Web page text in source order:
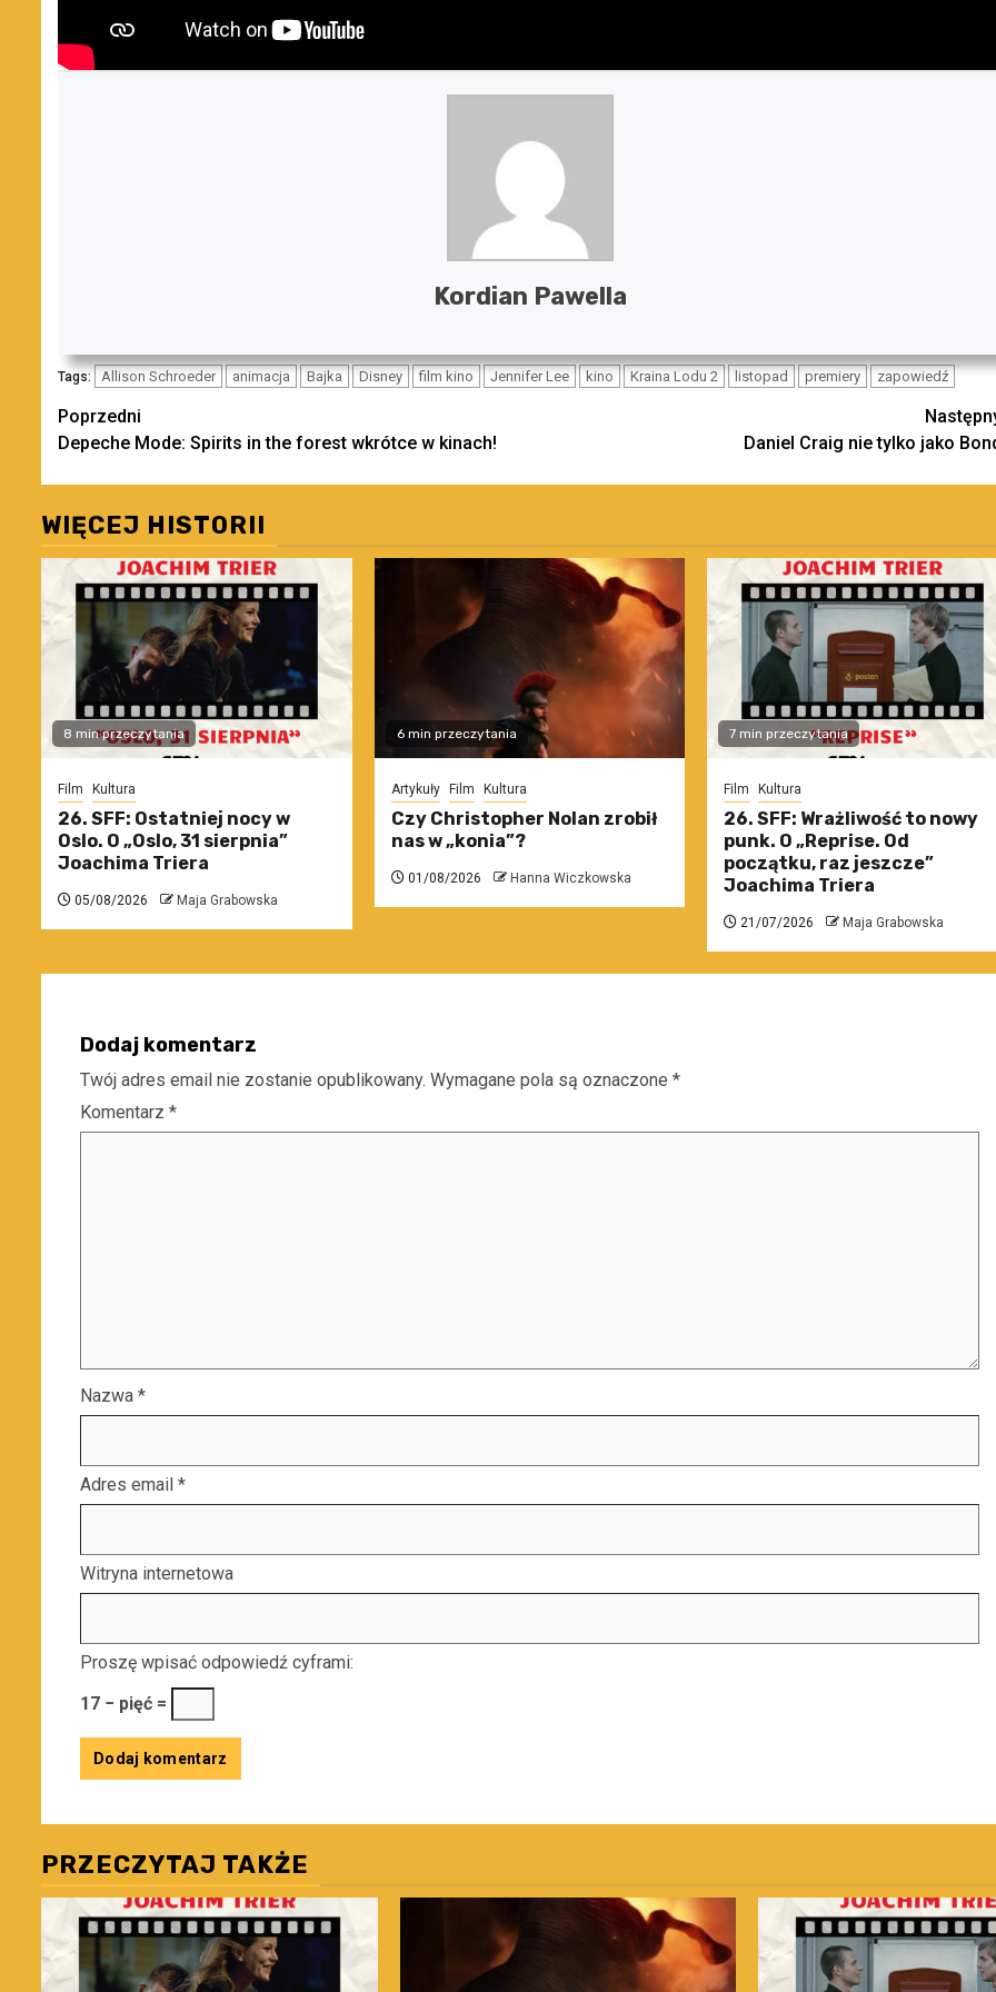
Kordian Pawella
Tags: Allison Schroeder animacja Bajka Disney film kino Jennifer Lee kino Kraina Lodu 2 listopad premiery zapowiedź
Zobacz
wpisy
Poprzedni
Depeche Mode: Spirits in the forest wkrótce w kinach!
Daniel Craig nie tylko jako
WIĘCEJ HISTORII
8 min przeczytania
Film Kultura
26. SFF: Ostatniej nocy w
Oslo. O „Oslo, 31 sierpnia”
Joachima Triera
05/08/2026 Maja Grabowska
6 min przeczytania
Artykuły Film Kultura
Czy Christopher Nolan zrobił
nas w „konia”?
01/08/2026 Hanna Wiczkowska
7 min przeczytania
Film Kultura
26. SFF: Wrażliwość to nowy
punk. O „Reprise. Od
początku, raz jeszcze”
Joachima Triera
21/07/2026 Maja Grabowska
Dodaj komentarz
Twój adres email nie zostanie opublikowany. Wymagane pola są oznaczone *
Komentarz *
Nazwa *
Adres email *
Witryna internetowa
Proszę wpisać odpowiedź cyframi:
17 − pięć =
PRZECZYTAJ TAKŻE